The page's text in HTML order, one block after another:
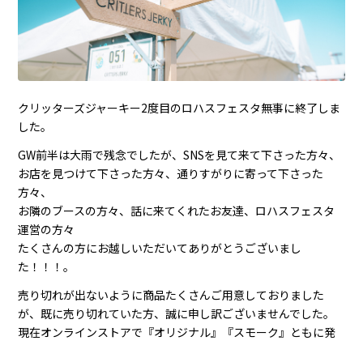
クリッターズジャーキー2度目のロハスフェスタ無事に終了しま
した。
GW前半は大雨で残念でしたが、SNSを見て来て下さった方々、
お店を見つけて下さった方々、通りすがりに寄って下さった
方々、
お隣のブースの方々、話に来てくれたお友達、ロハスフェスタ
運営の方々
たくさんの方にお越しいただいてありがとうございまし
た！！！。
売り切れが出ないように商品たくさんご用意しておりました
が、既に売り切れていた方、誠に申し訳ございませんでした。
現在オンラインストアで『オリジナル』『スモーク』ともに発